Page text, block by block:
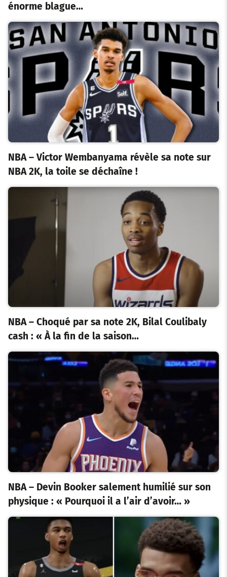
énorme blague…
NBA – Victor Wembanyama révèle sa note sur
NBA 2K, la toile se déchaîne !
NBA – Choqué par sa note 2K, Bilal Coulibaly
cash : « À la fin de la saison…
NBA – Devin Booker salement humilié sur son
physique : « Pourquoi il a l’air d’avoir… »